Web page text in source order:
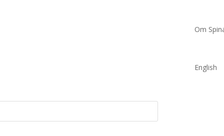
Om
English